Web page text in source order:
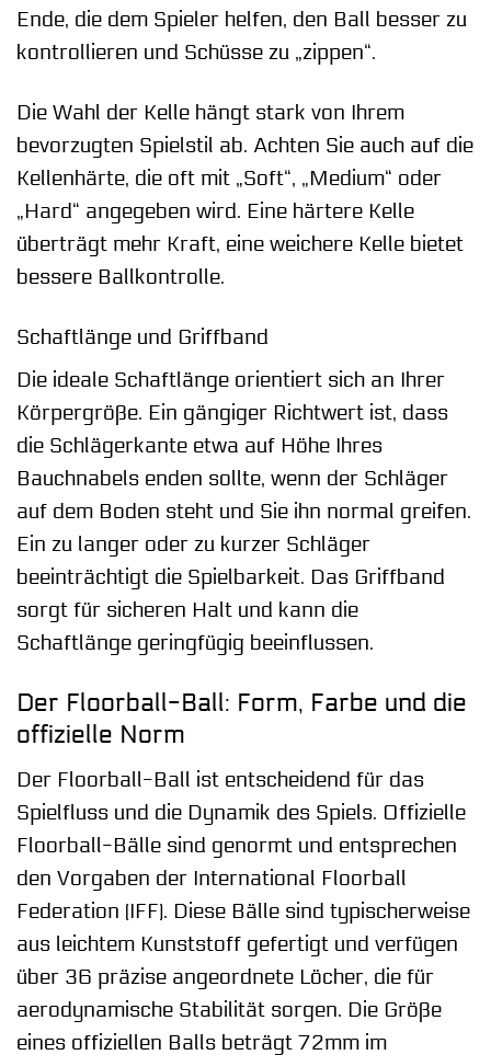
Ende, die dem Spieler helfen, den Ball besser zu
kontrollieren und Schüsse zu „zippen“.
Die Wahl der Kelle hängt stark von Ihrem
bevorzugten Spielstil ab. Achten Sie auch auf die
Kellenhärte, die oft mit „Soft“, „Medium“ oder
„Hard“ angegeben wird. Eine härtere Kelle
überträgt mehr Kraft, eine weichere Kelle bietet
bessere Ballkontrolle.
Schaftlänge und Griffband
Die ideale Schaftlänge orientiert sich an Ihrer
Körpergröße. Ein gängiger Richtwert ist, dass
die Schlägerkante etwa auf Höhe Ihres
Bauchnabels enden sollte, wenn der Schläger
auf dem Boden steht und Sie ihn normal greifen.
Ein zu langer oder zu kurzer Schläger
beeinträchtigt die Spielbarkeit. Das Griffband
sorgt für sicheren Halt und kann die
Schaftlänge geringfügig beeinflussen.
Der Floorball-Ball: Form, Farbe und die
offizielle Norm
Der Floorball-Ball ist entscheidend für das
Spielfluss und die Dynamik des Spiels. Offizielle
Floorball-Bälle sind genormt und entsprechen
den Vorgaben der International Floorball
Federation (IFF). Diese Bälle sind typischerweise
aus leichtem Kunststoff gefertigt und verfügen
über 36 präzise angeordnete Löcher, die für
aerodynamische Stabilität sorgen. Die Größe
eines offiziellen Balls beträgt 72mm im